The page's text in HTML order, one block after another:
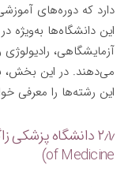
دارد که دوره‌های
این دانشگاه‌ها به‌ویژه
آزمایشگاهی،
می‌دهند. در این بخش،
این رشته‌ها را معرفی
of Medicine)